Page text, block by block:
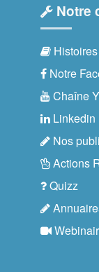
Notre
Notre
Chaîne
Linkedin
Nos
Actions
Quizz